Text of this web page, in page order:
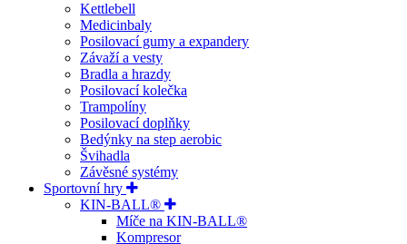
Kettlebell
Medicinbaly
Posilovací gumy a expandery
Závaží a vesty
Bradla a hrazdy
Posilovací kolečka
Trampolíny
Posilovací doplňky
Bedýnky na step aerobic
Švihadla
Závěsné systémy
Sportovní hry
KIN-BALL®
Míče na KIN-BALL®
Kompresor